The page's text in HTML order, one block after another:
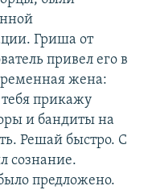
Гриша от
привел его в
жена:
прикажу
и бандиты на
Решай быстро. С
сознание.
предложено.